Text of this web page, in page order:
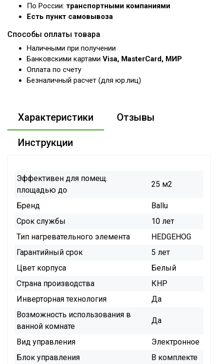
По России: транспортными компаниями
Есть пункт самовывоза
Способы оплаты товара
Наличными при получении
Банковскими картами Visa, MasterCard, МИР
Оплата по счету
Безналичный расчет (для юр.лиц)
Характеристики Отзывы
Инструкции
Эффективен для помещ.
площадью до
25 м2
Бренд
Ballu
Срок службы
10 лет
Тип нагревательного элемента
HEDGEHOG
Гарантийный срок
5 лет
Цвет корпуса
Белый
Страна производства
КНР
Инверторная технология
Да
Возможность использования в
ванной комнате
Да
Вид управления
Электронное
Блок управления
В комплекте